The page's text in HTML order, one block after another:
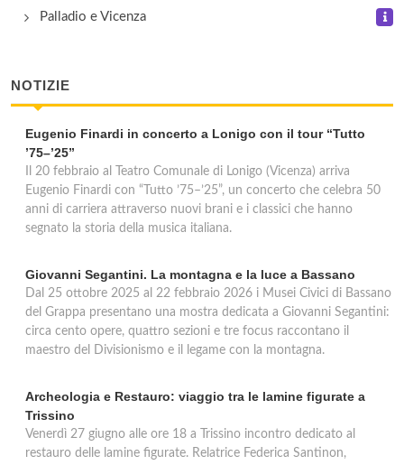
via Zocco 101, Montegalda
Il Lago
Il Palazzone
via Roi 51, Montegalda
Palladio e Vicenza
NOTIZIE
Eugenio Finardi in concerto a Lonigo con il tour “Tutto
’75–’25”
Il 20 febbraio al Teatro Comunale di Lonigo (Vicenza) arriva
Eugenio Finardi con “Tutto ’75–’25”, un concerto che celebra 50
anni di carriera attraverso nuovi brani e i classici che hanno
segnato la storia della musica italiana.
Giovanni Segantini. La montagna e la luce a Bassano
Dal 25 ottobre 2025 al 22 febbraio 2026 i Musei Civici di Bassano
del Grappa presentano una mostra dedicata a Giovanni Segantini:
circa cento opere, quattro sezioni e tre focus raccontano il
maestro del Divisionismo e il legame con la montagna.
Archeologia e Restauro: viaggio tra le lamine figurate a
Trissino
Venerdì 27 giugno alle ore 18 a Trissino incontro dedicato al
restauro delle lamine figurate. Relatrice Federica Santinon,